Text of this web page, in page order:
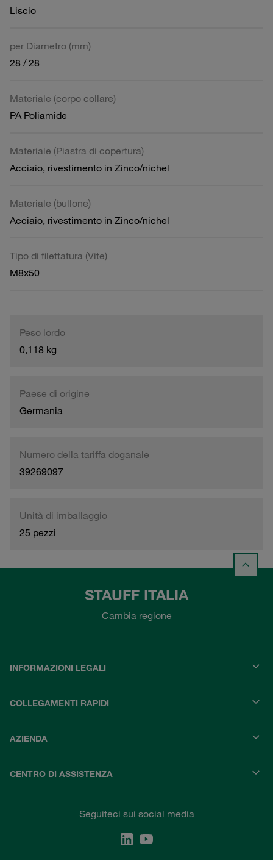
Liscio
per Diametro (mm)
28 / 28
Materiale (corpo collare)
PA Poliamide
Materiale (Piastra di copertura)
Acciaio, rivestimento in Zinco/nichel
Materiale (bullone)
Acciaio, rivestimento in Zinco/nichel
Tipo di filettatura (Vite)
M8x50
Peso lordo
0,118 kg
Paese di origine
Germania
Numero della tariffa doganale
39269097
Unità di imballaggio
25 pezzi
STAUFF ITALIA
Cambia regione
INFORMAZIONI LEGALI
COLLEGAMENTI RAPIDI
AZIENDA
CENTRO DI ASSISTENZA
Seguiteci sui social media